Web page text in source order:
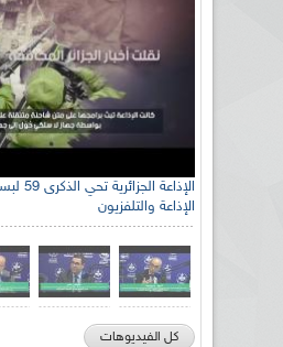
الإذاعة والتلفزيون
كل الفيديوهات